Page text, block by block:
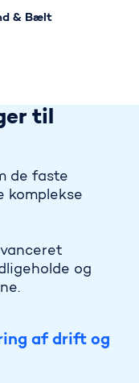
& Bælt
til
de faste
komplekse
og
af drift og